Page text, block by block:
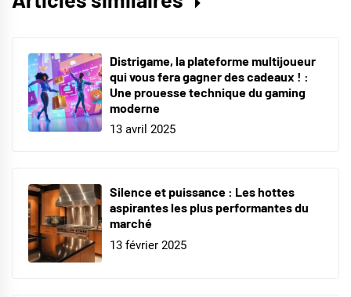
Distrigame, la plateforme multijoueur
qui vous fera gagner des cadeaux ! :
Une prouesse technique du gaming
moderne
13 avril 2025
Silence et puissance : Les hottes
aspirantes les plus performantes du
marché
13 février 2025